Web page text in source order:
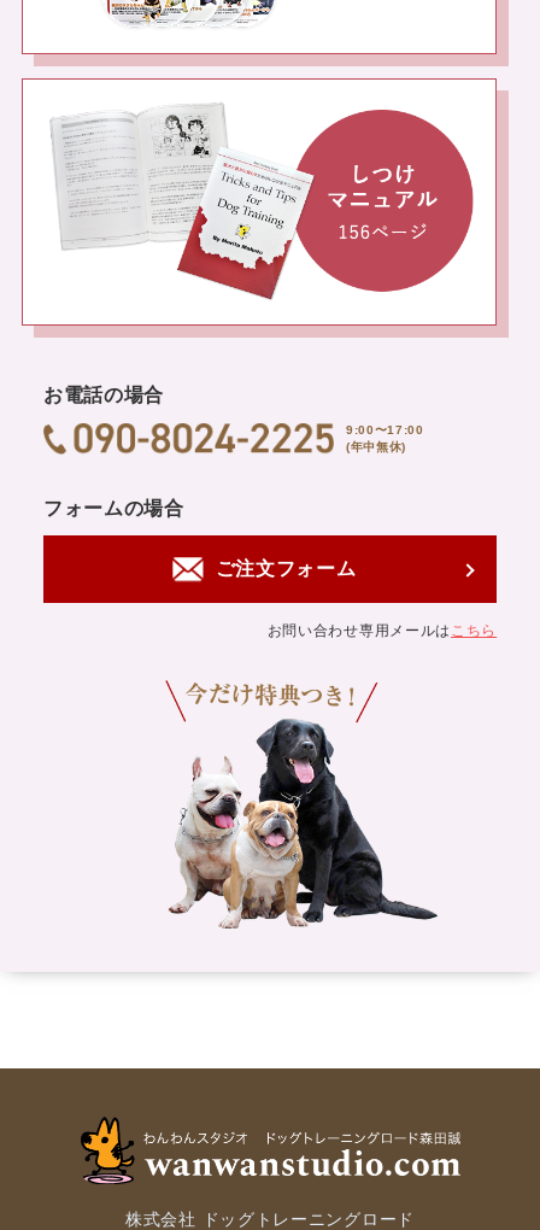
お電話の場合
9:00〜17:00
(年中無休)
フォームの場合
ご注文フォーム
お問い合わせ専用メールは こちら
株式会社 ドッグトレーニングロード